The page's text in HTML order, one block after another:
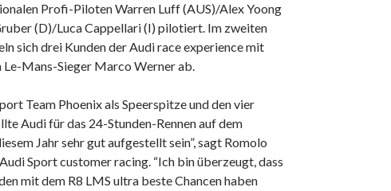
Profi-Piloten Warren Luff (AUS)/Alex Yoong
(D)/Luca Cappellari (I) pilotiert. Im zweiten
sich drei Kunden der Audi race experience mit
Le-Mans-Sieger Marco Werner ab.
Team Phoenix als Speerspitze und den vier
Audi für das 24-Stunden-Rennen auf dem
Jahr sehr gut aufgestellt sein”, sagt Romolo
Sport customer racing. “Ich bin überzeugt, dass
mit dem R8 LMS ultra beste Chancen haben